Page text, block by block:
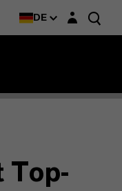
DE Login-Maske
Top-